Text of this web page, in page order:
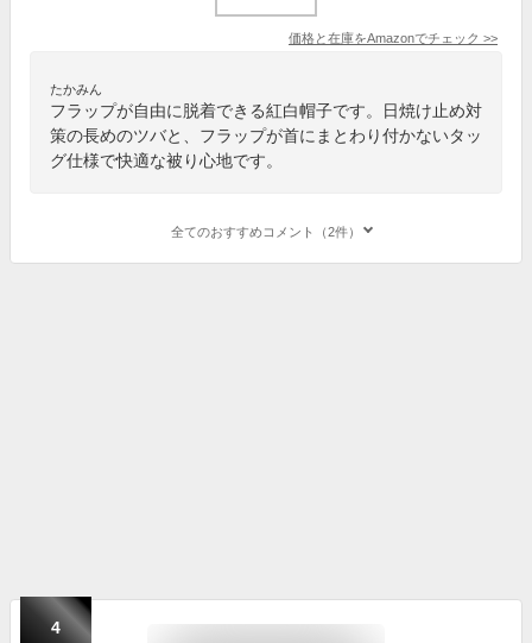
価格と在庫をAmazonでチェック >>
たかみん
フラップが自由に脱着できる紅白帽子です。日焼け止め対
策の長めのツバと、フラップが首にまとわり付かないタッ
グ仕様で快適な被り心地です。
全てのおすすめコメント（2件）
4